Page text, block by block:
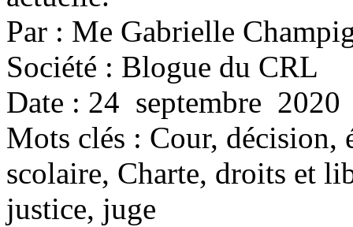
Par : Me Gabrielle
Société : Blogue du CRL
Date : 24 septembre 2020
Mots clés : Cour, décision,
scolaire, Charte, droits et
justice, juge